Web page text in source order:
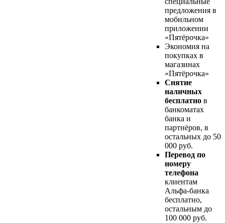
предложения в
мобильном
приложении
«Пятёрочка»
Экономия на
покупках в
магазинах
«Пятёрочка»
Снятие
наличных
бесплатно в
банкоматах
банка и
партнёров, в
остальных до 50
000 руб.
Перевод по
номеру
телефона
клиентам
Альфа-банка
бесплатно,
остальным до
100 000 руб.